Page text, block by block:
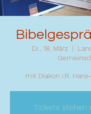
Di., 18. März
  |
mit Diakon i.R.
Tickets stehen